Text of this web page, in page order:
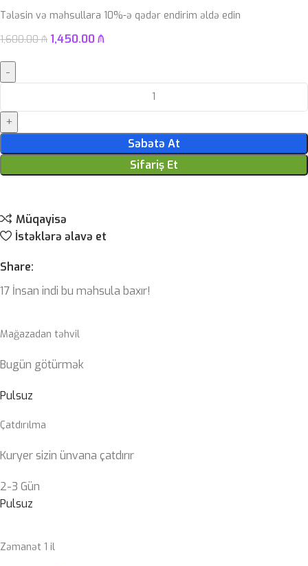
Tələsin və məhsullara 10%-ə qədər endirim əldə edin
1,600.00₼ 1,450.00 ₼
Səbətə At
Sifariş Et
Müqayisə
İstəklərə əlavə et
Share:
17 İnsan indi bu məhsula baxır!
Mağazadan təhvil
Bugün götürmək
Pulsuz
Çatdırılma
Kuryer sizin ünvana çatdırır
2-3 Gün
Pulsuz
Zəmanət 1 il